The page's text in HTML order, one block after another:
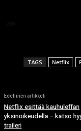
TAGS Netflix
Edellinen artikkeli
Netflix esittää kauhuleffan
yksinoikeudella – katso
traileri